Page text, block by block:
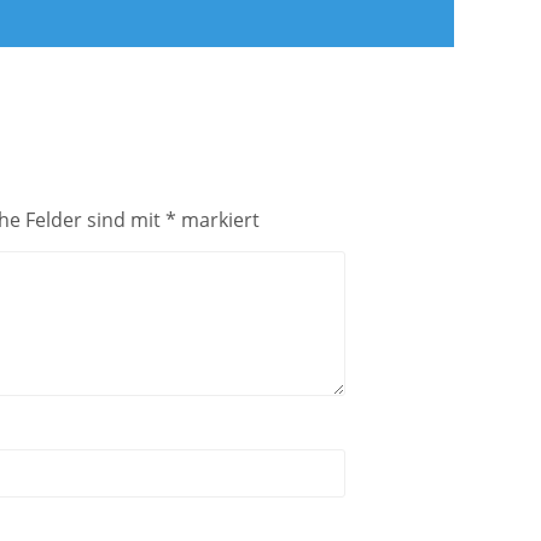
Felder sind mit* markiert